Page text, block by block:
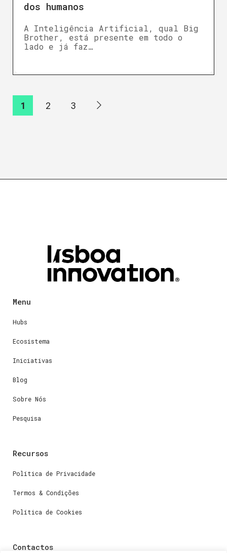
dos humanos
A Inteligência Artificial, qual Big
Brother, está presente em todo o
lado e já faz…
1 2 3
Menu
Hubs
Ecosistema
Iniciativas
Blog
Sobre Nós
Pesquisa
Recursos
Política de Privacidade
Termos & Condições
Política de Cookies
Contactos